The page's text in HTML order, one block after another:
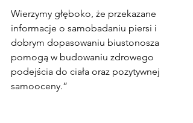
Wierzymy głęboko, że przekazane
informacje o samobadaniu piersi i
dobrym dopasowaniu biustonosza
pomogą w budowaniu zdrowego
podejścia do ciała oraz pozytywnej
samooceny.”